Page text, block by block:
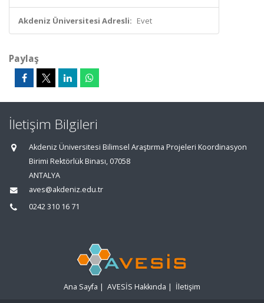
Akdeniz Üniversitesi Adresli: Evet
Paylaş
İletişim Bilgileri
Akdeniz Üniversitesi Bilimsel Araştırma Projeleri Koordinasyon
Birimi Rektörlük Binası, 07058
ANTALYA
aves@akdeniz.edu.tr
0242 310 16 71
Ana Sayfa | AVESİS Hakkında | İletişim